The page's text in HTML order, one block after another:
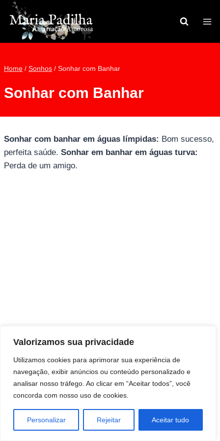
Valorizamos sua privacidade
Utilizamos cookies para aprimorar sua experiência de
navegação, exibir anúncios ou conteúdo personalizado e
analisar nosso tráfego. Ao clicar em “Aceitar todos”, você
concorda com nosso uso de cookies.
Personalizar Rejeitar Aceitar tudo
Pular
para
Conteúdo
Home / Sonhos / Sonhar com Banhar
Sonhar com Banhar
Sonhar com banhar em águas límpidas: Bom sucesso,
perfeita saúde. Sonhar em banhar em águas turva:
Perda de um amigo.
Consultas e trabalhos espirituais
Brasil - Santa Catarina - São José